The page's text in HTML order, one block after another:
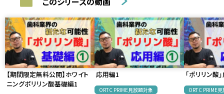
【期間限定無料公開】ホワイト
ニングポリリン酸基礎編1
応用編1
ORTC PRIME見放題対象
「ポリリン酸
ORTC PRIME